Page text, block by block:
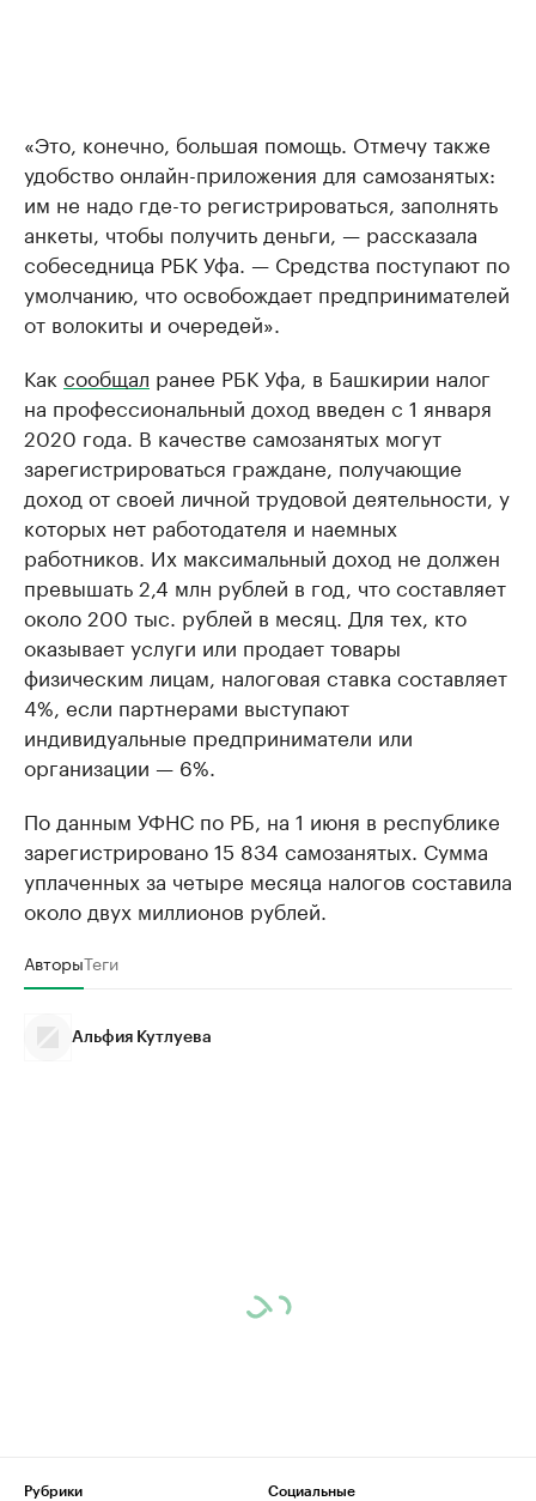
«Это, конечно, большая помощь. Отмечу также
удобство онлайн-приложения для самозанятых:
им не надо где-то регистрироваться, заполнять
анкеты, чтобы получить деньги, — рассказала
собеседница РБК Уфа. — Средства поступают по
умолчанию, что освобождает предпринимателей
от волокиты и очередей».
Как сообщал ранее РБК Уфа, в Башкирии налог
на профессиональный доход введен с 1 января
2020 года. В качестве самозанятых могут
зарегистрироваться граждане, получающие
доход от своей личной трудовой деятельности, у
которых нет работодателя и наемных
работников. Их максимальный доход не должен
превышать 2,4 млн рублей в год, что составляет
около 200 тыс. рублей в месяц. Для тех, кто
оказывает услуги или продает товары
физическим лицам, налоговая ставка составляет
4%, если партнерами выступают
индивидуальные предприниматели или
организации — 6%.
По данным УФНС по РБ, на 1 июня в республике
зарегистрировано 15 834 самозанятых. Сумма
уплаченных за четыре месяца налогов составила
около двух миллионов рублей.
АвторыТеги
Альфия Кутлуева
Рубрики
Социальные